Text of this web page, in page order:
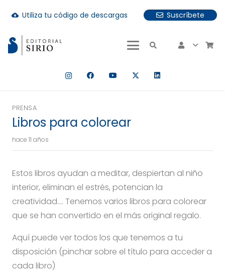
cloud_download Utiliza tu código de descargas
Suscríbete
hay resultados autocompletados, puedes utilizar las
PRENSA
Libros para colorear
hace 11 años
Estos libros ayudan a meditar, despiertan al niño
interior, eliminan el estrés, potencian la
creatividad…. Tenemos varios libros para colorear
que se han convertido en el más original regalo.
Aquí puede ver todos los que tenemos a tu
disposición (pinchar sobre el título para acceder a
cada libro)